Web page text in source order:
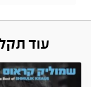
עוד